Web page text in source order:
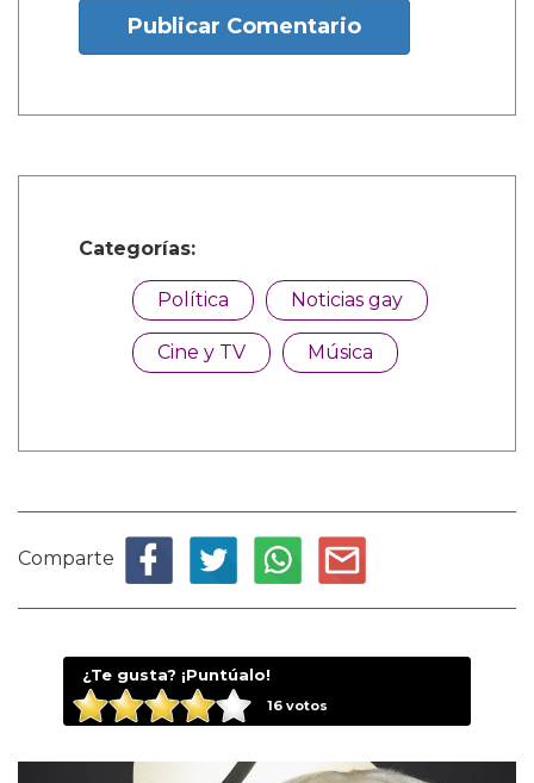
Publicar Comentario
Categorías:
Política Noticias gay
Cine y TV Música
Comparte
¿Te gusta? ¡Puntúalo!
16votos